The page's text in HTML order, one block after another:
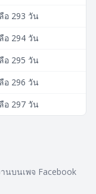
อ 293 วัน
อ 294 วัน
อ 295 วัน
อ 296 วัน
อ 297 วัน
นบนเพจ Facebook